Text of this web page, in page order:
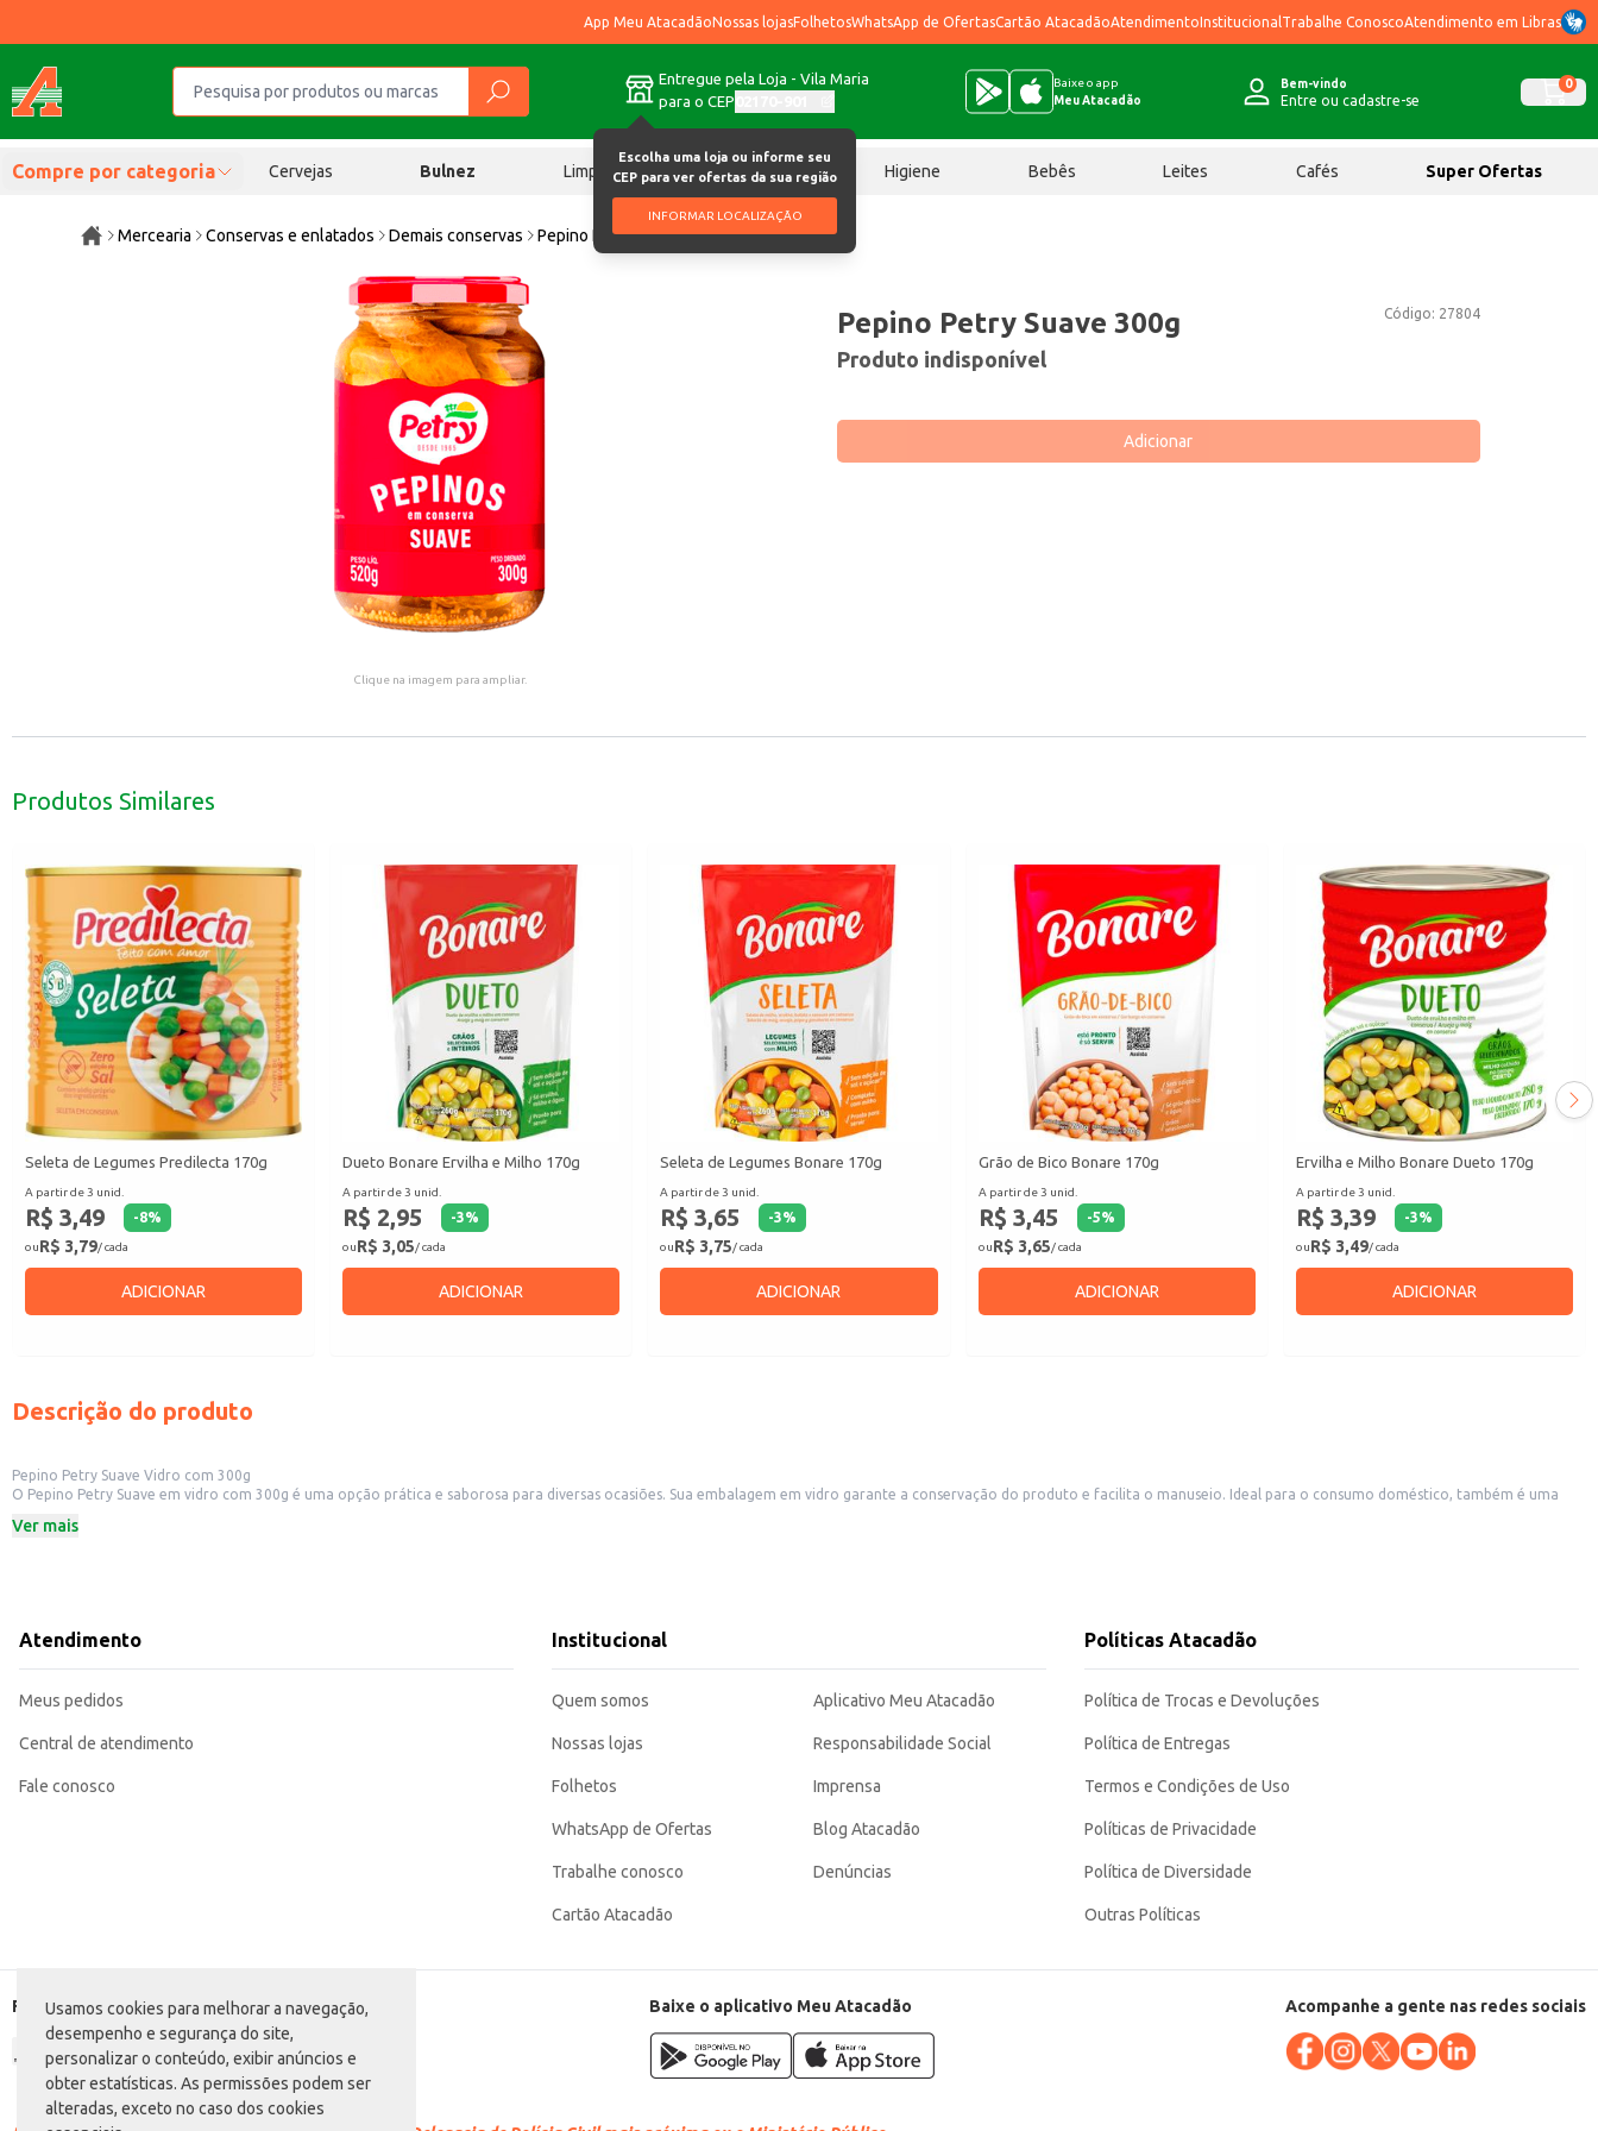
Usamos cookies para melhorar a navegação,
desempenho e segurança do site,
personalizar o conteúdo, exibir anúncios e
obter estatísticas. As permissões podem ser
alteradas, exceto no caso dos cookies
App Meu AtacadãoNossas lojasFolhetosWhatsApp de OfertasCartão AtacadãoAtendimentoInstitucional Trabalhe ConoscoAtendimento em Libras
Entregue pela Loja - Vila Maria
para o CEP
Escolha uma loja ou informe seu
CEP para ver ofertas da sua região
INFORMAR LOCALIZAÇÃO
Baixe o app
Meu Atacadão
Bem-vindo
Entre ou cadastre-se
0
Compre por categoria Cervejas Bulnez Limpeza Chocolates Higiene Bebês Leites Cafés Super Ofertas
Mercearia Conservas e enlatados Demais conservas Pepino Petry Suave 300g
Clique na imagem para ampliar.
Código: 27804
Pepino Petry Suave 300g
Produto indisponível
Adicionar
Produtos Similares
Seleta de Legumes Predilecta 170g
A partir de 3 unid.
R$ 3,49 -8%
ouR$ 3,79/ cada
ADICIONAR
Dueto Bonare Ervilha e Milho 170g
A partir de 3 unid.
R$ 2,95 -3%
ouR$ 3,05/ cada
ADICIONAR
Seleta de Legumes Bonare 170g
A partir de 3 unid.
R$ 3,65 -3%
ouR$ 3,75/ cada
ADICIONAR
Grão de Bico Bonare 170g
A partir de 3 unid.
R$ 3,45 -5%
ouR$ 3,65/ cada
ADICIONAR
Ervilha e Milho Bonare Dueto 170g
A partir de 3 unid.
R$ 3,39 -3%
ouR$ 3,49/ cada
ADICIONAR
Descrição do produto
Pepino Petry Suave Vidro com 300g
O Pepino Petry Suave em vidro com 300g é uma opção prática e saborosa para diversas ocasiões. Sua embalagem em vidro garante a conservação do produto e facilita o manuseio. Ideal para o consumo doméstico, também é uma
Peso: 300g
Sirva como acompanhamento de pratos principais.
Ideal para compor pratos frios e entradas.
Ver mais
Atendimento
Meus pedidos
Central de atendimento
Fale conosco
Institucional
Quem somos
Nossas lojas
Folhetos
WhatsApp de Ofertas
Trabalhe conosco
Cartão Atacadão
Aplicativo Meu Atacadão
Responsabilidade Social
Imprensa
Blog Atacadão
Denúncias
Políticas Atacadão
Política de Trocas e Devoluções
Política de Entregas
Termos e Condições de Uso
Políticas de Privacidade
Política de Diversidade
Outras Políticas
Formas de pagamento Baixe o aplicativo Meu Atacadão Acompanhe a gente nas redes sociais